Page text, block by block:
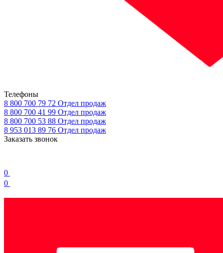
Телефоны
8 800 700 79 72 Отдел продаж
8 800 700 41 99 Отдел продаж
8 800 700 53 88 Отдел продаж
8 953 013 89 76 Отдел продаж
Заказать звонок
0
0